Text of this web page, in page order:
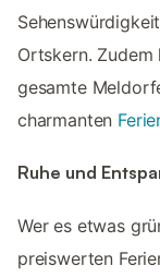
Ortskern.
gesamte
charmanten
Ruhe und
Wer es etwas
preiswerten